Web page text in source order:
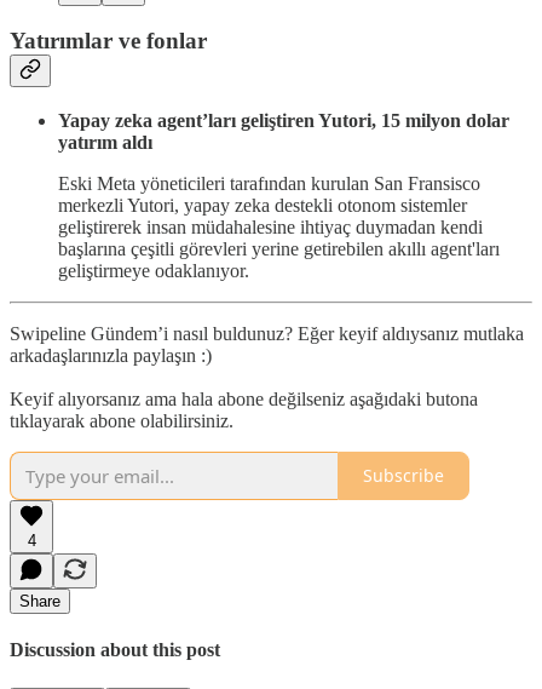
Yatırımlar ve fonlar
Yapay zeka agent’ları geliştiren Yutori, 15 milyon dolar
yatırım aldı
Eski Meta yöneticileri tarafından kurulan San Fransisco
merkezli Yutori, yapay zeka destekli otonom sistemler
geliştirerek insan müdahalesine ihtiyaç duymadan kendi
başlarına çeşitli görevleri yerine getirebilen akıllı agent'ları
geliştirmeye odaklanıyor.
Swipeline Gündem’i nasıl buldunuz? Eğer keyif aldıysanız mutlaka
arkadaşlarınızla paylaşın :)
Keyif alıyorsanız ama hala abone değilseniz aşağıdaki butona
tıklayarak abone olabilirsiniz.
Subscribe
4
Share
Discussion about this post